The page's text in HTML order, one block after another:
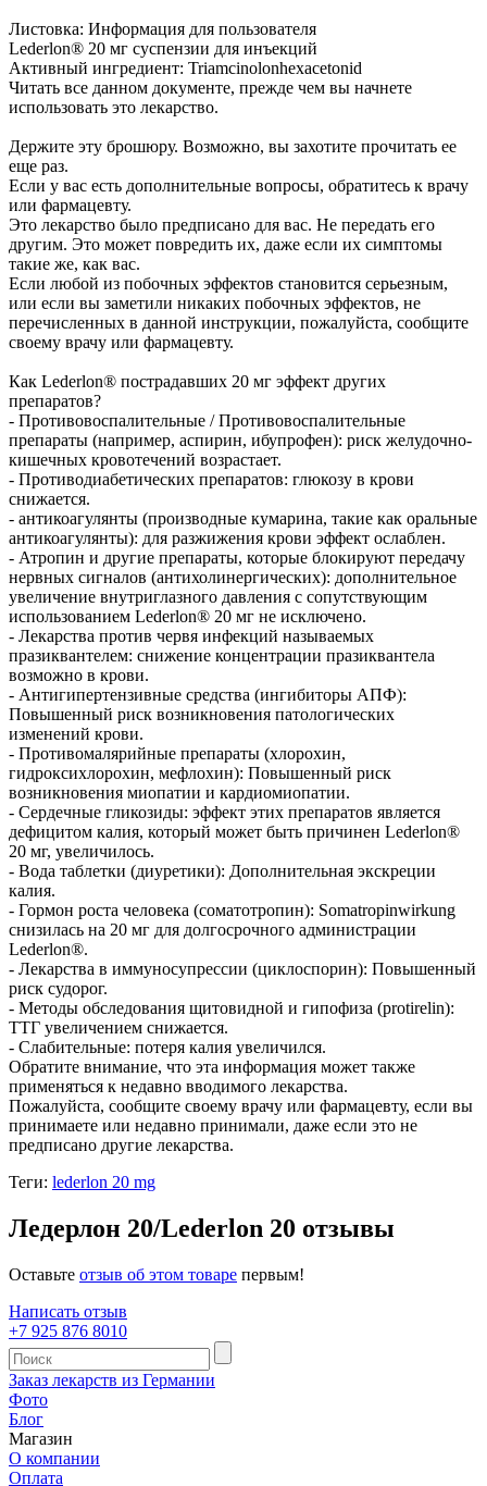
Листовка: Информация для пользователя
Lederlon® 20 мг суспензии для инъекций
Активный ингредиент: Triamcinolonhexacetonid
Читать все данном документе, прежде чем вы начнете
использовать это лекарство.
Держите эту брошюру. Возможно, вы захотите прочитать ее
еще раз.
Если у вас есть дополнительные вопросы, обратитесь к врачу
или фармацевту.
Это лекарство было предписано для вас. Не передать его
другим. Это может повредить их, даже если их симптомы
такие же, как вас.
Если любой из побочных эффектов становится серьезным,
или если вы заметили никаких побочных эффектов, не
перечисленных в данной инструкции, пожалуйста, сообщите
своему врачу или фармацевту.
Как Lederlon® пострадавших 20 мг эффект других
препаратов?
- Противовоспалительные / Противовоспалительные
препараты (например, аспирин, ибупрофен): риск желудочно-
кишечных кровотечений возрастает.
- Противодиабетических препаратов: глюкозу в крови
снижается.
- антикоагулянты (производные кумарина, такие как оральные
антикоагулянты): для разжижения крови эффект ослаблен.
- Атропин и другие препараты, которые блокируют передачу
нервных сигналов (антихолинергических): дополнительное
увеличение внутриглазного давления с сопутствующим
использованием Lederlon® 20 мг не исключено.
- Лекарства против червя инфекций называемых
празиквантелем: снижение концентрации празиквантела
возможно в крови.
- Антигипертензивные средства (ингибиторы АПФ):
Повышенный риск возникновения патологических
изменений крови.
- Противомалярийные препараты (хлорохин,
гидроксихлорохин, мефлохин): Повышенный риск
возникновения миопатии и кардиомиопатии.
- Сердечные гликозиды: эффект этих препаратов является
дефицитом калия, который может быть причинен Lederlon®
20 мг, увеличилось.
- Вода таблетки (диуретики): Дополнительная экскреции
калия.
- Гормон роста человека (соматотропин): Somatropinwirkung
снизилась на 20 мг для долгосрочного администрации
Lederlon®.
- Лекарства в иммуносупрессии (циклоспорин): Повышенный
риск судорог.
- Методы обследования щитовидной и гипофиза (protirelin):
ТТГ увеличением снижается.
- Слабительные: потеря калия увеличился.
Обратите внимание, что эта информация может также
применяться к недавно вводимого лекарства.
Пожалуйста, сообщите своему врачу или фармацевту, если вы
принимаете или недавно принимали, даже если это не
предписано другие лекарства.
Теги: lederlon 20 mg
Ледерлон 20/Lederlon 20 отзывы
Оставьте отзыв об этом товаре первым!
Написать отзыв
+7 925 876 8010
Заказ лекарств из Германии
Фото
Блог
Магазин
О компании
Оплата